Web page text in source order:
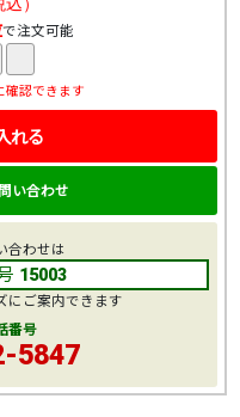
で注文可能
確認できます
れる
い合わせ
合わせは
15003
にご案内できます
番号
5847